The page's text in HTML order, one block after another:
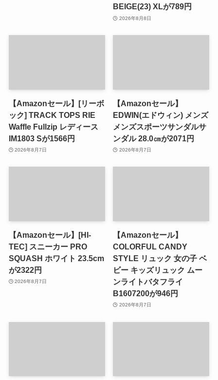
BEIGE(23) XLが789円
2026年8月8日
【Amazonセール】[リーボ
ック] TRACK TOPS RIE
Waffle Fullzip レディース
IM1803 Sが1566円
2026年8月7日
【Amazonセール】
EDWIN(エドウィン) メンズ
メンズスポーツサンダルサ
ンダル 28.0㎝が2071円
2026年8月7日
【Amazonセール】[HI-
TEC] スニーカー PRO
SQUASH ホワイト 23.5cm
が2322円
2026年8月7日
【Amazonセール】
COLORFUL CANDY
STYLE リュック 女の子 ベ
ビー キッズリュック ムー
ンライトバタフライ
B1607200が946円
2026年8月7日